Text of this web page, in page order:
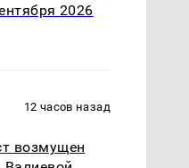
2026
12 часов назад
возмущен